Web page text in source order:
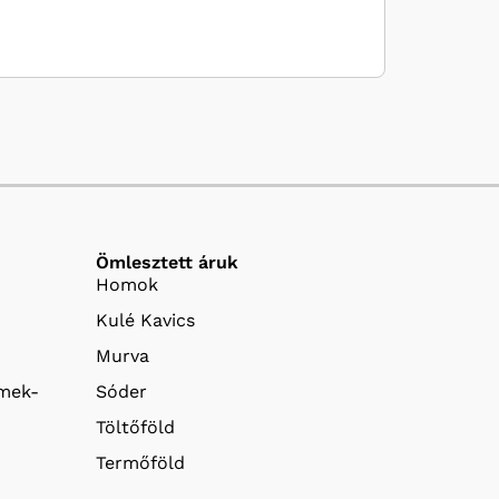
Ömlesztett áruk
Homok
Kulé Kavics
Murva
Sóder
Töltőföld
Termőföld